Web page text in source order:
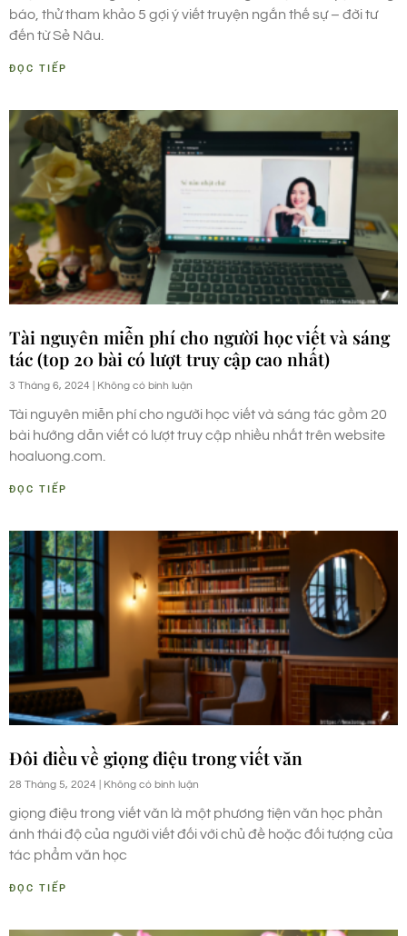
báo, thử tham khảo 5 gợi ý viết truyện ngắn thế sự – đời tư
đến từ Sẻ Nâu.
ĐỌC TIẾP
Tài nguyên miễn phí cho người học viết và sáng
tác (top 20 bài có lượt truy cập cao nhất)
3 Tháng 6, 2024 Không có bình luận
Tài nguyên miễn phí cho người học viết và sáng tác gồm 20
bài hướng dẫn viết có lượt truy cập nhiều nhất trên website
hoaluong.com.
ĐỌC TIẾP
Đôi điều về giọng điệu trong viết văn
28 Tháng 5, 2024 Không có bình luận
giọng điệu trong viết văn là một phương tiện văn học phản
ánh thái độ của người viết đối với chủ đề hoặc đối tượng của
tác phẩm văn học
ĐỌC TIẾP